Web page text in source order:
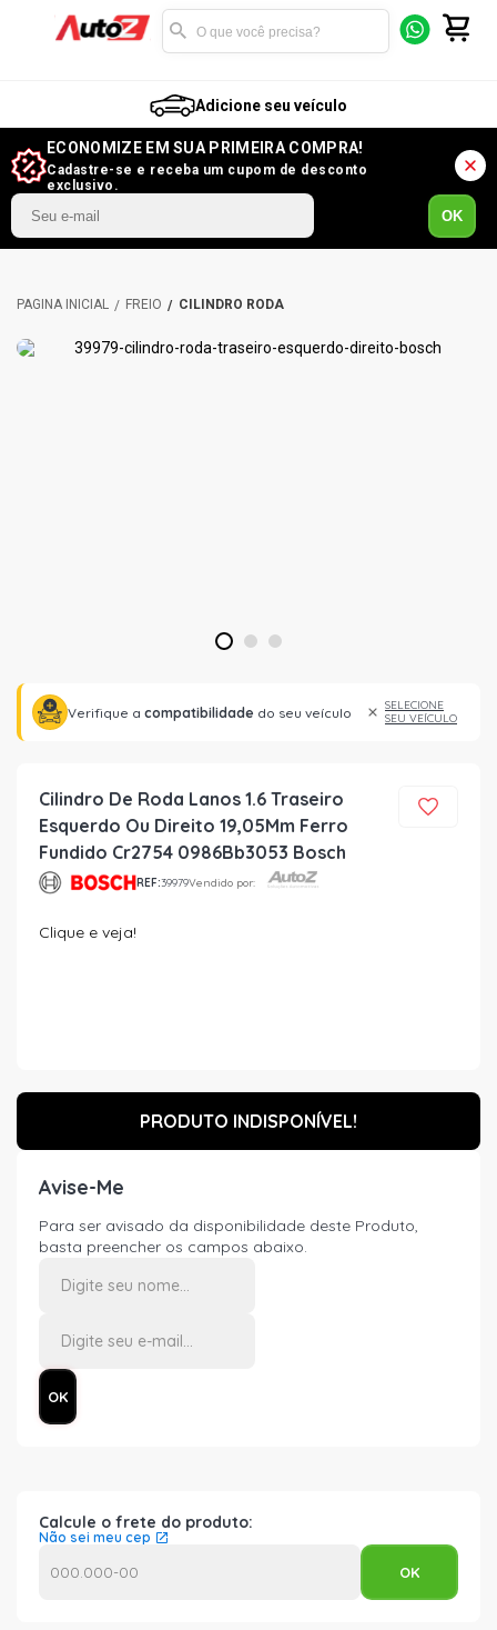
Adicione seu veículo
ECONOMIZE EM SUA PRIMEIRA COMPRA!
Cadastre-se e receba um cupom de desconto
exclusivo.
OK
FREIO CILINDRO RODA
1 2 3
Verifique a compatibilidade do seu veículo
SELECIONE
SEU VEÍCULO
Cilindro De Roda Lanos 1.6 Traseiro
Esquerdo Ou Direito 19,05Mm Ferro
Fundido Cr2754 0986Bb3053 Bosch
REF:39979Vendido por:
Clique e veja!
PRODUTO INDISPONÍVEL!
Avise-Me
Para ser avisado da disponibilidade deste Produto,
basta preencher os campos abaixo.
Calcule o frete do produto:
Não sei meu cep